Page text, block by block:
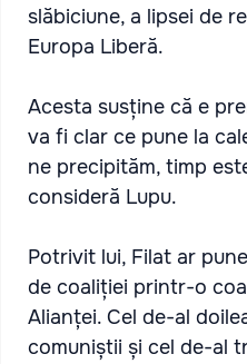
slăbiciune, a lipsei de
Europa Liberă.
Acesta susține că e
va fi clar ce pune la
ne precipităm, timp
consideră Lupu.
Potrivit lui, Filat ar
de coaliției printr-o
Alianței. Cel de-al
comuniștii și cel de-al